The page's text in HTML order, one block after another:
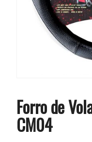
Forro de
CM04